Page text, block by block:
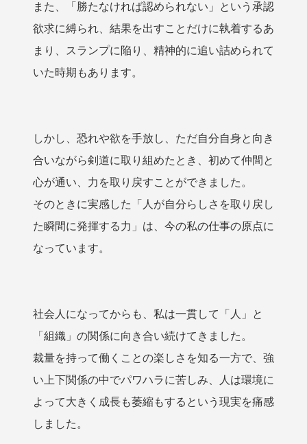
また、「勝たなければ認められない」という承認
欲求に縛られ、結果を出すことだけに執着するあ
まり、スランプに陥り、精神的に追い詰められて
いた時期もあります。
しかし、恐れや欲を手放し、ただ自分自身と向き
合いながら剣道に取り組めたとき、初めて仲間と
心が通い、力を取り戻すことができました。
そのときに実感した「人が自分らしさを取り戻し
た瞬間に発揮する力」は、今の私の仕事の原点に
なっています。
社会人になってからも、私は一貫して「人」と
「組織」の関係に向き合い続けてきました。
裁量を持って働くことの楽しさを知る一方で、強
い上下関係の中でパワハラに苦しみ、人は環境に
よって大きく成長も萎縮もするという現実を痛感
しました。